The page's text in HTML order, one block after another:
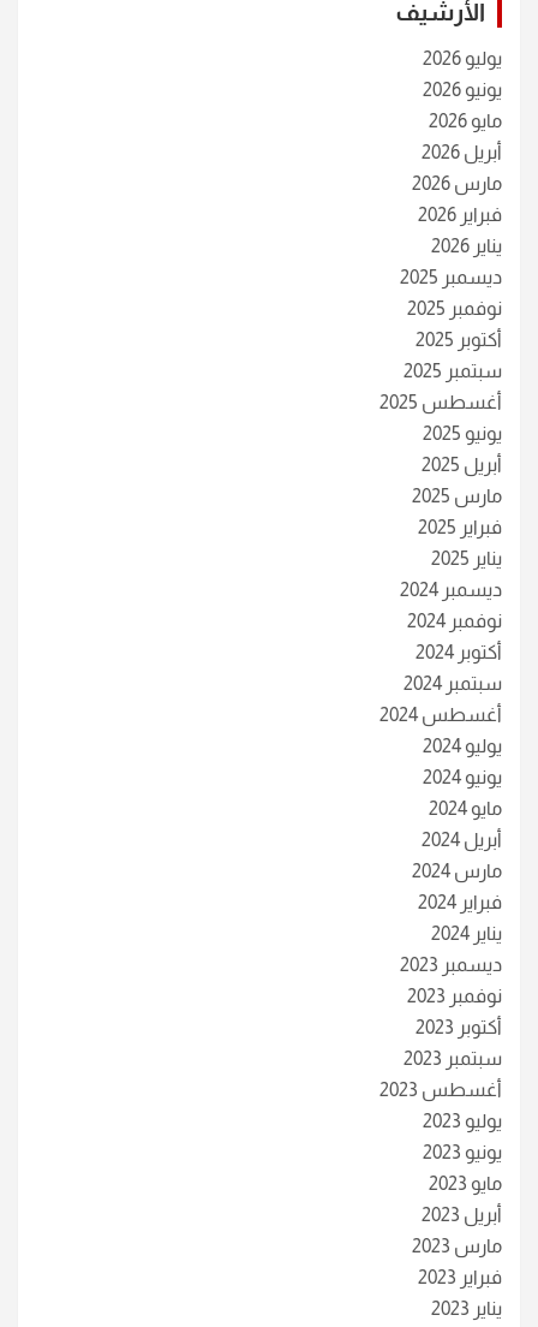
الأرشيف
يوليو 2026
يونيو 2026
مايو 2026
أبريل 2026
مارس 2026
فبراير 2026
يناير 2026
ديسمبر 2025
نوفمبر 2025
أكتوبر 2025
سبتمبر 2025
أغسطس 2025
يونيو 2025
أبريل 2025
مارس 2025
فبراير 2025
يناير 2025
ديسمبر 2024
نوفمبر 2024
أكتوبر 2024
سبتمبر 2024
أغسطس 2024
يوليو 2024
يونيو 2024
مايو 2024
أبريل 2024
مارس 2024
فبراير 2024
يناير 2024
ديسمبر 2023
نوفمبر 2023
أكتوبر 2023
سبتمبر 2023
أغسطس 2023
يوليو 2023
يونيو 2023
مايو 2023
أبريل 2023
مارس 2023
فبراير 2023
يناير 2023